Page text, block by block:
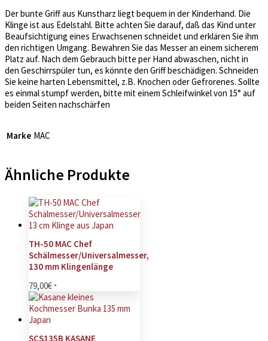
Der bunte Griff aus Kunstharz liegt bequem in der Kinderhand. Die
Klinge ist aus Edelstahl. Bitte achten Sie darauf, daß das Kind unter
Beaufsichtigung eines Erwachsenen schneidet und erklären Sie ihm
den richtigen Umgang. Bewahren Sie das Messer an einem sicherem
Platz auf. Nach dem Gebrauch bitte per Hand abwaschen, nicht in
den Geschirrspüler tun, es könnte den Griff beschädigen. Schneiden
Sie keine harten Lebensmittel, z.B. Knochen oder Gefrorenes. Sollte
es einmal stumpf werden, bitte mit einem Schleifwinkel von 15° auf
beiden Seiten nachschärfen
Marke MAC
Ähnliche Produkte
TH-50 MAC Chef
Schälmesser/Universalmesser,
130 mm Klingenlänge
79,00€ *
SCS135B KASANE